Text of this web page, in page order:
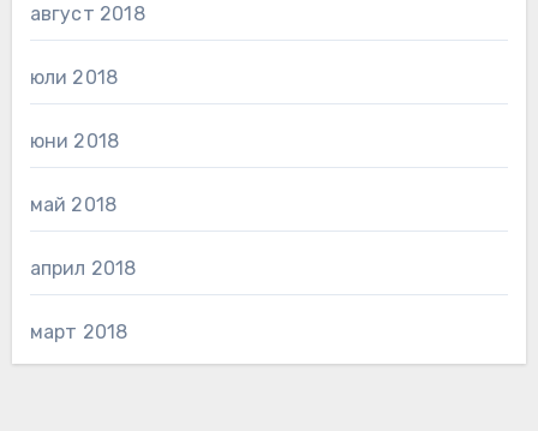
август 2018
юли 2018
юни 2018
май 2018
април 2018
март 2018